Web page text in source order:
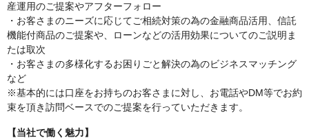
産運用のご提案やアフターフォロー
・お客さまのニーズに応じてご相続対策の為の金融商品活用、信託
機能付商品のご提案や、ローンなどの活用効果についてのご説明ま
たは取次
・お客さまの多様化するお困りごと解決の為のビジネスマッチング
など
※基本的には口座をお持ちのお客さまに対し、お電話やDM等でお約
束を頂き訪問ベースでのご提案を行っていただきます。
【当社で働く魅力】